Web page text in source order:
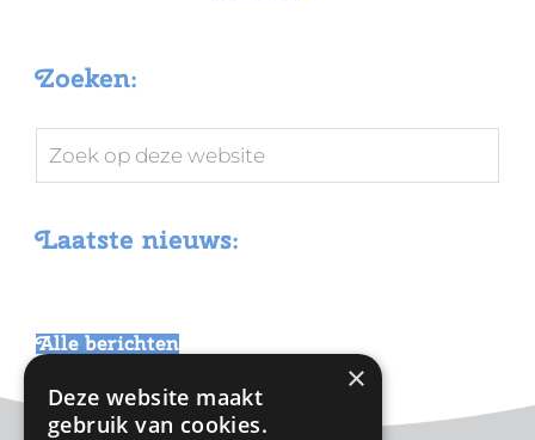
Zoeken:
Zoek
op
website
Laatste nieuws:
Alle berichten
×
Deze website maakt
gebruik van cookies.